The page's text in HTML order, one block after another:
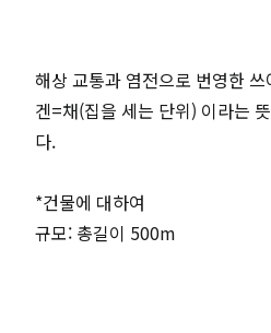
해상 교통과 염전으로 번영한
겐=채(집을 세는 단위) 이라는
다.
*건물에 대하여
규모: 총길이 500m